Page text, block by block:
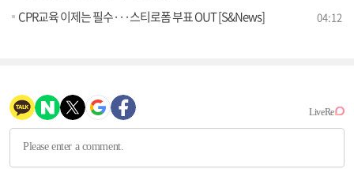
CPR교육 이제는 필수···스티로폼 부표 OUT [S&News] 04:12